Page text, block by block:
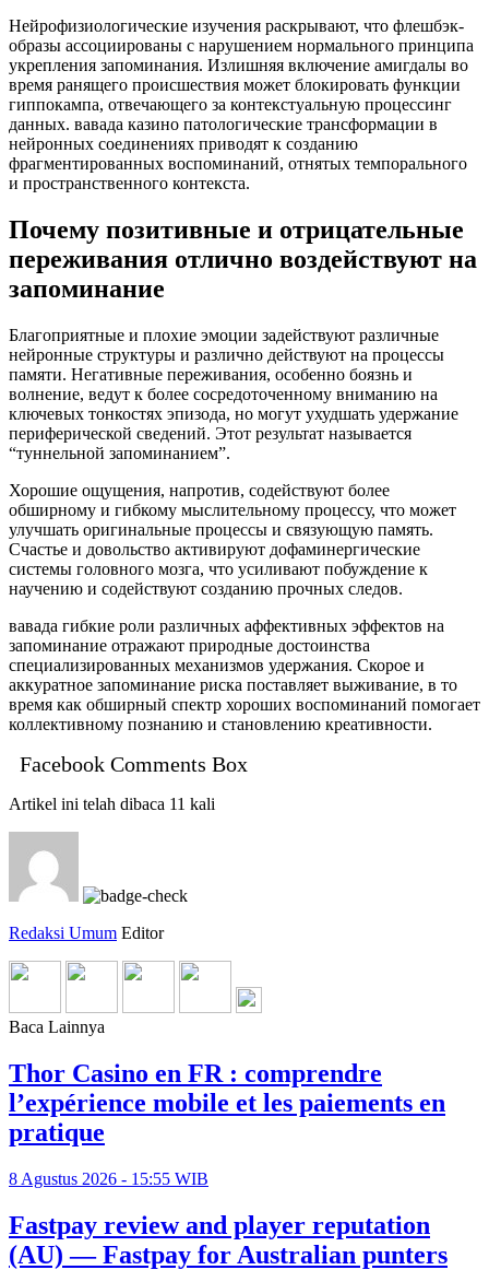
Нейрофизиологические изучения раскрывают, что флешбэк-
образы ассоциированы с нарушением нормального принципа
укрепления запоминания. Излишняя включение амигдалы во
время ранящего происшествия может блокировать функции
гиппокампа, отвечающего за контекстуальную процессинг
данных. вавада казино патологические трансформации в
нейронных соединениях приводят к созданию
фрагментированных воспоминаний, отнятых темпорального
и пространственного контекста.
Почему позитивные и отрицательные
переживания отлично воздействуют на
запоминание
Благоприятные и плохие эмоции задействуют различные
нейронные структуры и различно действуют на процессы
памяти. Негативные переживания, особенно боязнь и
волнение, ведут к более сосредоточенному вниманию на
ключевых тонкостях эпизода, но могут ухудшать удержание
периферической сведений. Этот результат называется
“туннельной запоминанием”.
Хорошие ощущения, напротив, содействуют более
обширному и гибкому мыслительному процессу, что может
улучшать оригинальные процессы и связующую память.
Счастье и довольство активируют дофаминергические
системы головного мозга, что усиливают побуждение к
научению и содействуют созданию прочных следов.
вавада гибкие роли различных аффективных эффектов на
запоминание отражают природные достоинства
специализированных механизмов удержания. Скорое и
аккуратное запоминание риска поставляет выживание, в то
время как обширный спектр хороших воспоминаний помогает
коллективному познанию и становлению креативности.
Facebook Comments Box
Artikel ini telah dibaca 11 kali
Redaksi Umum Editor
Baca Lainnya
Thor Casino en FR : comprendre
l’expérience mobile et les paiements en
pratique
8 Agustus 2026 - 15:55 WIB
Fastpay review and player reputation
(AU) — Fastpay for Australian punters